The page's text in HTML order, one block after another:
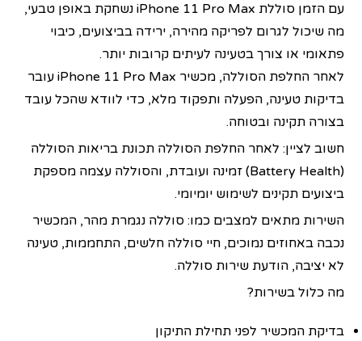
עם הזמן סוללת iPhone 11 Pro Max נשחקת באופן טבעי,
מה שיכול לגרום לפריקה מהירה, ירידה בביצועים, כיבוי
פתאומי או צורך בטעינה לעיתים קרובות יותר.
לאחר החלפת הסוללה, מכשיר iPhone 11 Pro Max עובר
בדיקות טעינה, הפעלה ותפקוד מלא, כדי לוודא שהכל עובד
בצורה תקינה ובטוחה.
חשוב לציין: לאחר החלפת הסוללה תכונת בריאות הסוללה
(Battery Health) זמינה ועובדת, והסוללה עצמה מספקת
ביצועים תקינים לשימוש יומיומי.
השירות מתאים למצבים כמו: סוללה נגמרת מהר, המכשיר
נכבה באחוזים נמוכים, חיי סוללה חלשים, התחממות, טעינה
לא יציבה, הודעת שירות סוללה.
מה כלול בשירות?
בדיקת המכשיר לפני תחילת התיקון